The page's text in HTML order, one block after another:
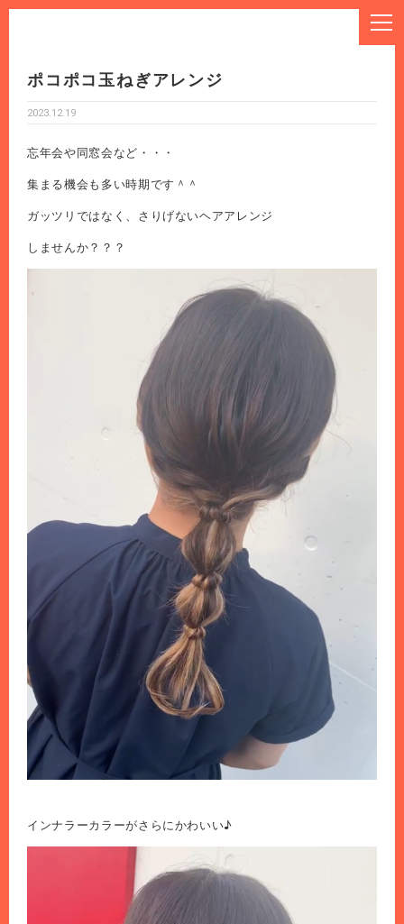
ポコポコ玉ねぎアレンジ
2023.12.19
忘年会や同窓会など・・・
集まる機会も多い時期です＾＾
ガッツリではなく、さりげないヘアアレンジ
しませんか？？？
インナラーカラーがさらにかわいい♪